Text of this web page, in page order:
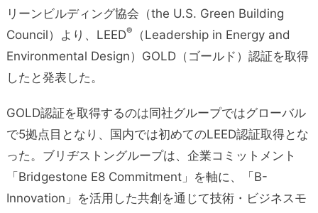
リーンビルディング協会（the U.S. Green Building
Council）より、LEED®
（Leadership in Energy and
Environmental Design）GOLD（ゴールド）認証を取得
したと発表した。
GOLD認証を取得するのは同社グループではグローバル
で5拠点目となり、国内では初めてのLEED認証取得とな
った。ブリヂストングループは、企業コミットメント
「Bridgestone E8 Commitment」を軸に、「B-
Innovation」を活用した共創を通じて技術・ビジネスモ